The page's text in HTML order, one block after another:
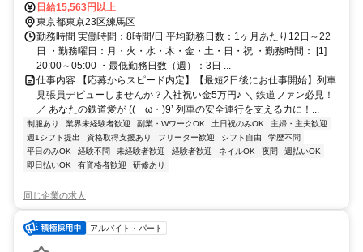
談可 ■電話面接■来社不要■即日勤務
日給15,563円以上
東京都東京23区練馬区
勤務時間 実働時間：8時間/日 平均勤務日数：1ヶ月あたり12日～22
日 ・勤務曜日：月・火・水・木・金・土・日・祝 ・勤務時間： [1]
20:00～05:00 ・最低勤務日数（週）：3日 ...
仕事内容 【応募からスピード内定】【最短2日後にお仕事開始】列車
見張員デビューしませんか？入社祝い金5万円♪ ＼ 鉄道ファン必見！
／ あなたの鉄道愛が ((ゝω・)9’ 列車の安全運行を支える力に！...
制服あり 業界未経験者歓迎 副業・WワークOK 土日祝のみOK
主婦・主夫歓迎
週1シフト提出
資格取得支援あり フリーター歓迎 シフト自由
学歴不問
平日のみOK
経験不問 未経験者歓迎 経験者歓迎 ネイルOK 夜間
週払いOK
即日払いOK
有資格者歓迎 研修あり
同じ企業の求人
アルバイト・パート